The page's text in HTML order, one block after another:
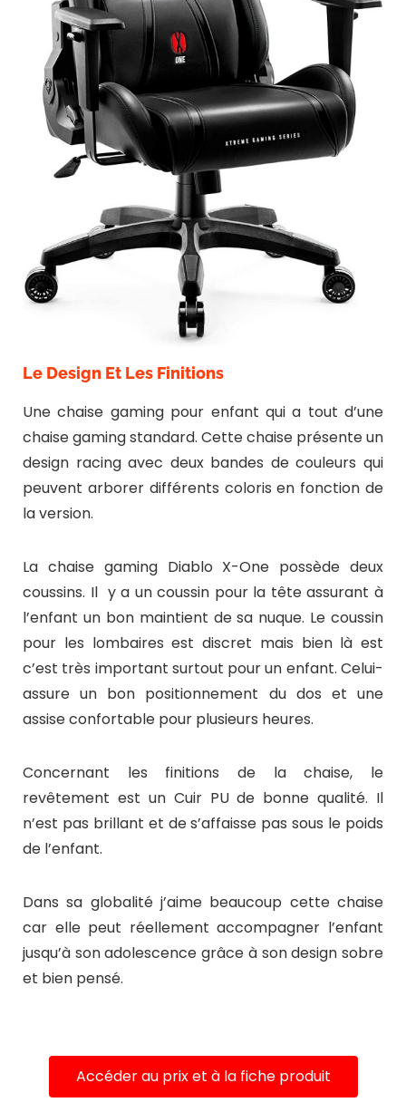
Le Design Et Les Finitions
Une chaise gaming pour enfant qui a tout d’une
chaise gaming standard. Cette chaise présente un
design racing avec deux bandes de couleurs qui
peuvent arborer différents coloris en fonction de
la version.
La chaise gaming Diablo X-One possède deux
coussins. Il y a un coussin pour la tête assurant à
l’enfant un bon maintient de sa nuque. Le coussin
pour les lombaires est discret mais bien là est
c’est très important surtout pour un enfant. Celui-
assure un bon positionnement du dos et une
assise confortable pour plusieurs heures.
Concernant les finitions de la chaise, le
revêtement est un Cuir PU de bonne qualité. Il
n’est pas brillant et de s’affaisse pas sous le poids
de l’enfant.
Dans sa globalité j’aime beaucoup cette chaise
car elle peut réellement accompagner l’enfant
jusqu’à son adolescence grâce à son design sobre
et bien pensé.
Accéder au prix et à la fiche produit